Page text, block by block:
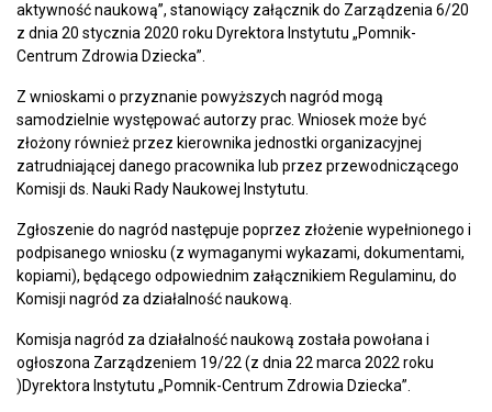
aktywność naukową”, stanowiący załącznik do Zarządzenia 6/20
z dnia 20 stycznia 2020 roku Dyrektora Instytutu „Pomnik-
Centrum Zdrowia Dziecka”.
Z wnioskami o przyznanie powyższych nagród mogą
samodzielnie występować autorzy prac. Wniosek może być
złożony również przez kierownika jednostki organizacyjnej
zatrudniającej danego pracownika lub przez przewodniczącego
Komisji ds. Nauki Rady Naukowej Instytutu.
Zgłoszenie do nagród następuje poprzez złożenie wypełnionego i
podpisanego wniosku (z wymaganymi wykazami, dokumentami,
kopiami), będącego odpowiednim załącznikiem Regulaminu, do
Komisji nagród za działalność naukową.
Komisja nagród za działalność naukową została powołana i
ogłoszona Zarządzeniem 19/22 (z dnia 22 marca 2022 roku
)Dyrektora Instytutu „Pomnik-Centrum Zdrowia Dziecka”.